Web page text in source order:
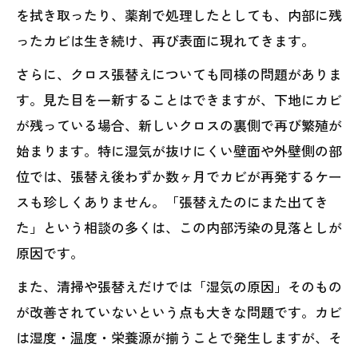
を拭き取ったり、薬剤で処理したとしても、内部に残
ったカビは生き続け、再び表面に現れてきます。
さらに、クロス張替えについても同様の問題がありま
す。見た目を一新することはできますが、下地にカビ
が残っている場合、新しいクロスの裏側で再び繁殖が
始まります。特に湿気が抜けにくい壁面や外壁側の部
位では、張替え後わずか数ヶ月でカビが再発するケー
スも珍しくありません。「張替えたのにまた出てき
た」という相談の多くは、この内部汚染の見落としが
原因です。
また、清掃や張替えだけでは「湿気の原因」そのもの
が改善されていないという点も大きな問題です。カビ
は湿度・温度・栄養源が揃うことで発生しますが、そ